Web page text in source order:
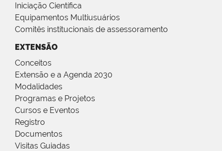
Iniciação Científica
Equipamentos Multiusuários
Comitês institucionais de assessoramento
EXTENSÃO
Conceitos
Extensão e a Agenda 2030
Modalidades
Programas e Projetos
Cursos e Eventos
Registro
Documentos
Visitas Guiadas